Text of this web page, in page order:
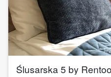
1/
Ślusarska 5 by